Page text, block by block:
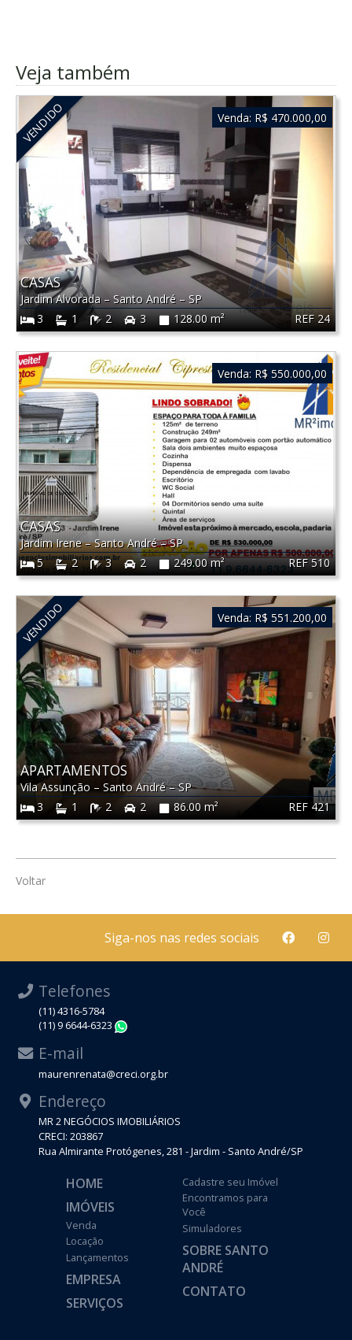
Veja também
VENDIDO
REF 24
CASAS
Jardim Alvorada –Santo André – SP
3
1 2 3 128.00 m²
Venda: R$ 470.000,00
REF 510
CASAS
Jardim Irene–Santo André–SP
5
2 3 2 249.00 m²
Venda: R$ 550.000,00
VENDIDO
REF 421
APARTAMENTOS
Vila Assunção – Santo André–SP
3
1 2 2 86.00 m²
Venda: R$ 551.200,00
Voltar
Siga-nos nas redes sociais
Telefones
(11) 4316-5784
(11) 9 6644-6323
E-mail
maurenrenata@creci.org.br
Endereço
MR 2 NEGÓCIOS IMOBILIÁRIOS
CRECI: 203867
Rua Almirante Protógenes, 281 - Jardim - Santo André/SP
HOME
IMÓVEIS
Venda
Locação
Lançamentos
EMPRESA
SERVIÇOS
Cadastre seu Imóvel
Encontramos para
Você
Simuladores
SOBRE SANTO
ANDRÉ
CONTATO